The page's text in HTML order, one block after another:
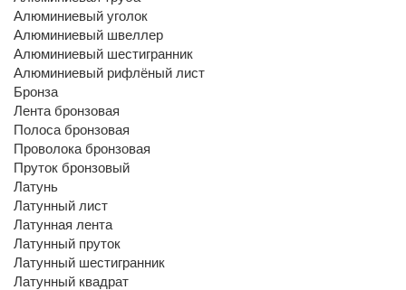
Алюминиевый уголок
Алюминиевый швеллер
Алюминиевый шестигранник
Алюминиевый рифлёный лист
Бронза
Лента бронзовая
Полоса бронзовая
Проволока бронзовая
Пруток бронзовый
Латунь
Латунный лист
Латунная лента
Латунный пруток
Латунный шестигранник
Латунный квадрат